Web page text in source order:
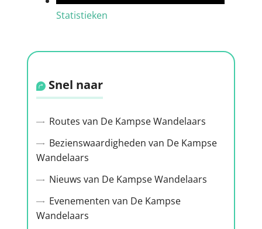
Statistieken
Snel naar
Routes van De Kampse Wandelaars
Bezienswaardigheden van De Kampse
Wandelaars
Nieuws van De Kampse Wandelaars
Evenementen van De Kampse
Wandelaars